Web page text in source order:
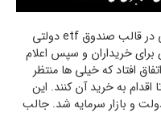
داستان عرضه سهام 4 شرکت پالایشگاهی در قالب صندوق etf دولتی
تخفیف 20 تا 30 درصدی برای خریداران و سپس اعلام
افتاد که خیلی ها منتظر
اقدام به خرید آن کنند. این
و بازار سرمایه شد. جالب